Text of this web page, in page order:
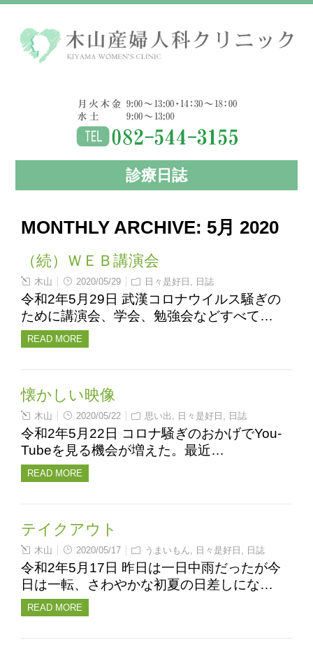
診療日誌
MONTHLY ARCHIVE: 5月 2020
（続）ＷＥＢ講演会
木山 2020/05/29 日々是好日 日誌
令和2年5月29日 武漢コロナウイルス騒ぎの
ために講演会、学会、勉強会などすべて…
READ MORE
懐かしい映像
木山 2020/05/22 思い出 日々是好日 日誌
令和2年5月22日 コロナ騒ぎのおかげでYou-
Tubeを見る機会が増えた。最近…
READ MORE
テイクアウト
木山 2020/05/17 うまいもん 日々是好日 日誌
令和2年5月17日 昨日は一日中雨だったが今
日は一転、さわやかな初夏の日差しにな…
READ MORE